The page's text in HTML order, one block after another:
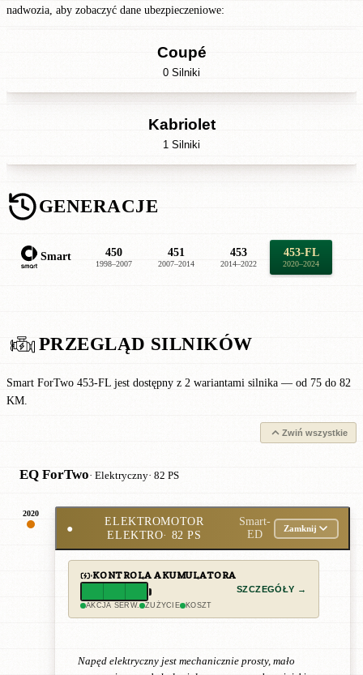
nadwozia, aby zobaczyć dane ubezpieczeniowe:
Coupé
0 Silniki
Kabriolet
1 Silniki
GENERACJE
Smart 450
1998–2007
451
2007–2014
453
2014–2022
453-FL
2020–2024
PRZEGLĄD SILNIKÓW
Smart ForTwo 453-FL jest dostępny z 2 wariantami silnika — od 75 do 82
KM.
Zwiń wszystkie
EQ ForTwo· Elektryczny· 82 PS
2020
●
ELEKTROMOTOR
ELEKTRO· 82 PS
Smart-
ED
Zamknij
KONTROLA AKUMULATORA
AKCJA SERW. ZUŻYCIE KOSZT
SZCZEGÓŁY →
Napęd elektryczny jest mechanicznie prosty, mało